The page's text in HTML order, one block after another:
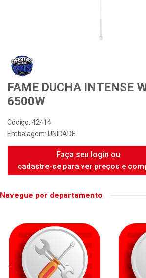
FAME DUCHA INTENSE
6500W
Código: 42414
Embalagem: UNIDADE
Faça seu login ou
cadastre-se para ver preços e
Navegue por departamento